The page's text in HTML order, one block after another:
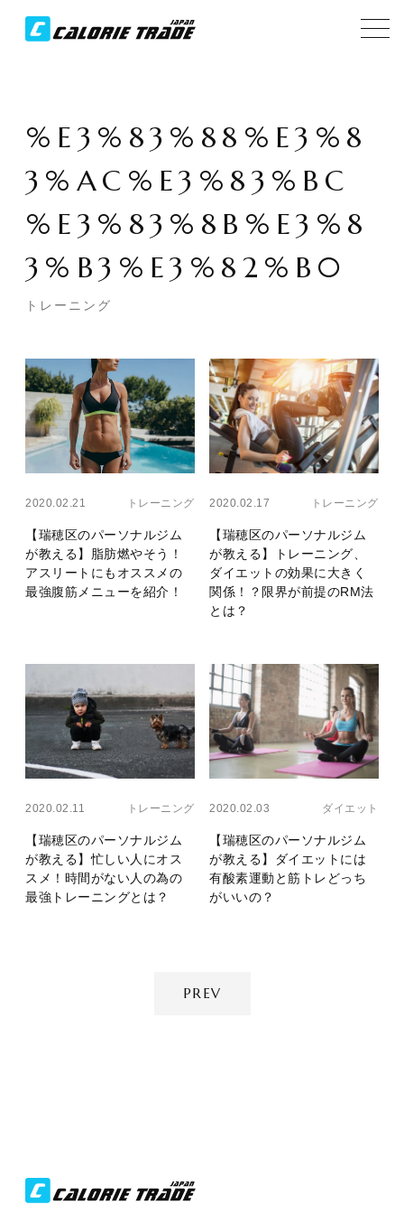
%E3%83%88%E3%8
3%AC%E3%83%BC
%E3%83%8B%E3%8
3%B3%E3%82%B0
トレーニング
2020.02.21 トレーニング
【瑞穂区のパーソナルジム
が教える】脂肪燃やそう！
アスリートにもオススメの
最強腹筋メニューを紹介！
Layer
2020.02.17 トレーニング
【瑞穂区のパーソナルジム
が教える】トレーニング、
ダイエットの効果に大きく
関係！？限界が前提のRM法
とは？
Layer
2020.02.11 トレーニング
【瑞穂区のパーソナルジム
が教える】忙しい人にオス
スメ！時間がない人の為の
最強トレーニングとは？
Layer
2020.02.03 ダイエット
【瑞穂区のパーソナルジム
が教える】ダイエットには
有酸素運動と筋トレどっち
がいいの？
PREV